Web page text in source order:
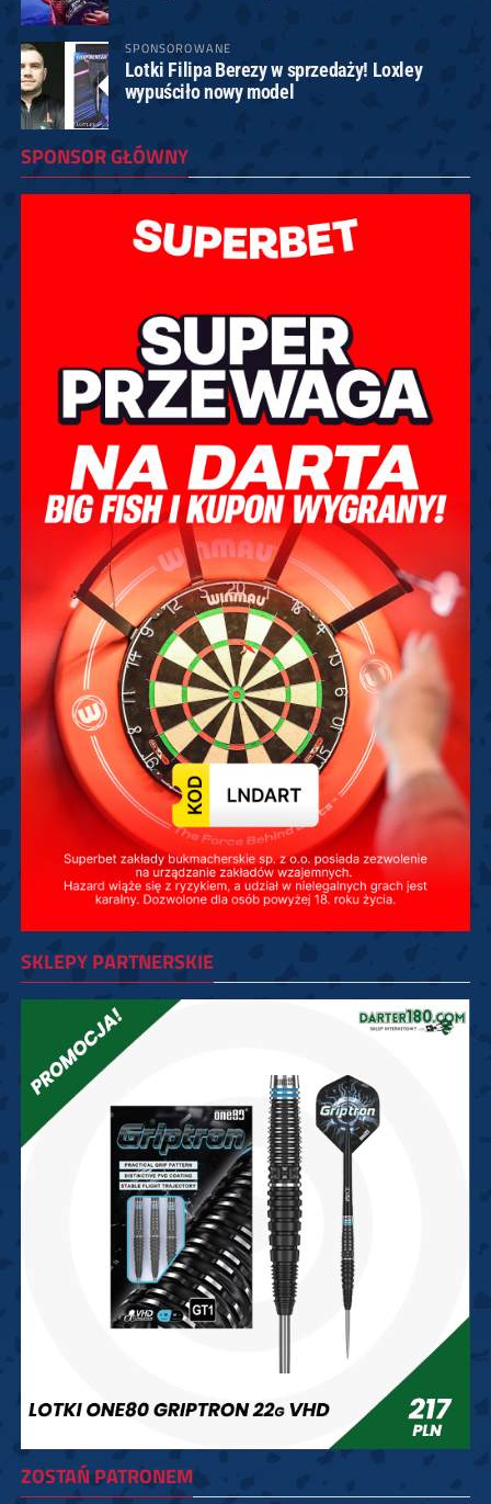
SPONSOROWANE
Lotki Filipa Berezy w sprzedaży! Loxley
wypuściło nowy model
SPONSOR GŁÓWNY
SKLEPY PARTNERSKIE
ZOSTAŃ PATRONEM